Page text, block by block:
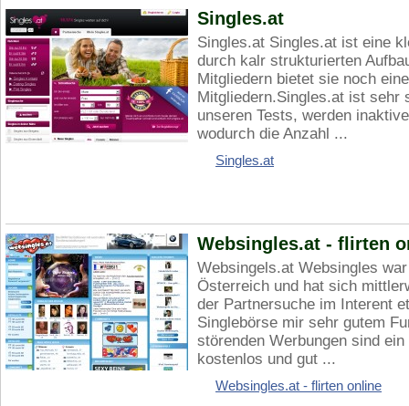
Singles.at
Singles.at Singles.at ist eine
durch kalr strukturierten
Mitgliedern bietet sie noch
Mitgliedern.Singles.at ist sehr
unseren Tests, werden
wodurch die Anzahl ...
Singles.at
Websingles.at - flirten
Websingels.at Websingles
Österreich und hat sich
der Partnersuche im Interent
Singlebörse mir sehr gutem
störenden Werbungen sind
kostenlos und gut ...
Websingles.at - flirten online